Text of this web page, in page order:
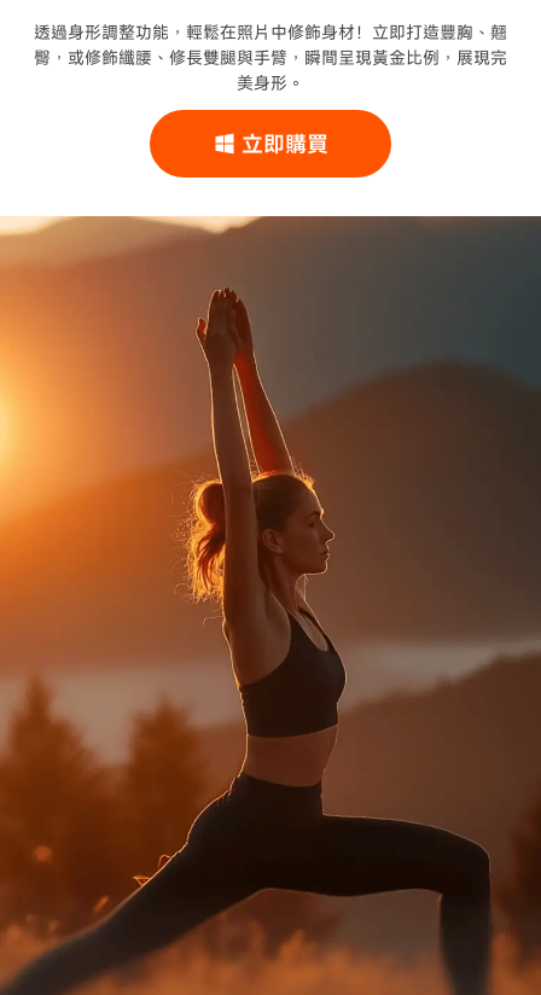
透過身形調整功能，輕鬆在照片中修飾身材！立即打造豐胸、翹
臀，或修飾纖腰、修長雙腿與手臂，瞬間呈現黃金比例，展現完
美身形。
立即購買